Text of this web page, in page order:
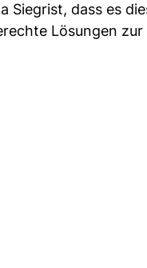
dass es
Lösungen